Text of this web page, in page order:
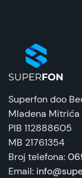
EAN:
Zemlja
Kina
Prava
zakona o
Superfon doo
Mladena Mitrića
PIB 112888605
MB 21761354
Broj telefona:
Email: